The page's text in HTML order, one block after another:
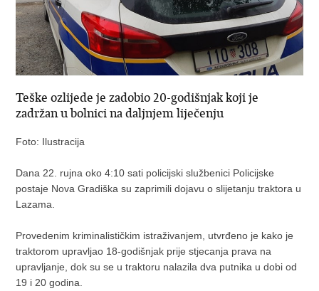
Teške ozlijede je zadobio 20-godišnjak koji je
zadržan u bolnici na daljnjem liječenju
Foto: Ilustracija
Dana 22. rujna oko 4:10 sati policijski službenici Policijske
postaje Nova Gradiška su zaprimili dojavu o slijetanju traktora u
Lazama.
Provedenim kriminalističkim istraživanjem, utvrđeno je kako je
traktorom upravljao 18-godišnjak prije stjecanja prava na
upravljanje, dok su se u traktoru nalazila dva putnika u dobi od
19 i 20 godina.